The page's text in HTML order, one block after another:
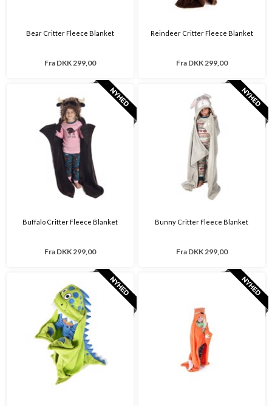
Bear Critter Fleece Blanket
Fra DKK 299,00
Reindeer Critter Fleece Blanket
Fra DKK 299,00
Buffalo Critter Fleece Blanket
Fra DKK 299,00
Bunny Critter Fleece Blanket
Fra DKK 299,00